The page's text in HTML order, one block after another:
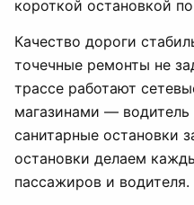
короткой остановкой
Качество дороги
точечные ремонты не
трассе работают
магазинами — водитель
санитарные остановки
остановки делаем
пассажиров и водителя.